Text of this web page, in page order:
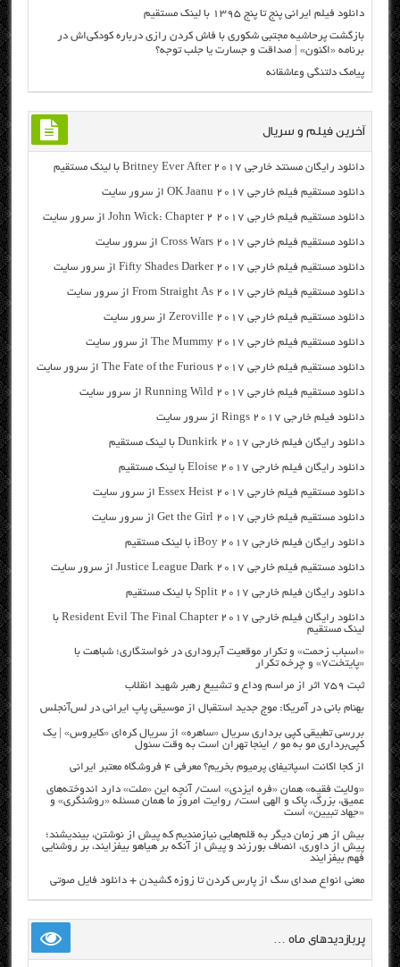
دانلود فیلم ایرانی پنج تا پنج ۱۳۹۵ با لینک مستقیم
بازگشت پرحاشیه مجتبی شکوری با فاش کردن رازی درباره کودکی‌اش در
برنامه «اکنون» | صداقت و جسارت یا جلب توجه؟
پیامک دلتنگی وعاشقانه
آخرین فیلم و سریال
دانلود رایگان مسنتد خارجی Britney Ever After 2017 با لینک مستقیم
دانلود مستقیم فیلم خارجی OK Jaanu 2017 از سرور سایت
دانلود مستقیم فیلم خارجی John Wick: Chapter 2 2017 از سرور سایت
دانلود مستقیم فیلم خارجی Cross Wars 2017 از سرور سایت
دانلود مستقیم فیلم خارجی Fifty Shades Darker 2017 از سرور سایت
دانلود مستقیم فیلم خارجی From Straight As 2017 از سرور سایت
دانلود مستقیم فیلم خارجی Zeroville 2017 از سرور سایت
دانلود مستقیم فیلم خارجی The Mummy 2017 از سرور سایت
دانلود مستقیم فیلم خارجی The Fate of the Furious 2017 از سرور سایت
دانلود مستقیم فیلم خارجی Running Wild 2017 از سرور سایت
دانلود فیلم خارجی Rings 2017 از سرور سایت
دانلود رایگان فیلم خارجی Dunkirk 2017 با لینک مستقیم
دانلود رایگان فیلم خارجی Eloise 2017 با لینک مستقیم
دانلود مستقیم فیلم خارجی Essex Heist 2017 از سرور سایت
دانلود مستقیم فیلم خارجی Get the Girl 2017 از سرور سایت
دانلود رایگان فیلم خارجی iBoy 2017 با لینک مستقیم
دانلود مستقیم فیلم خارجی Justice League Dark 2017 از سرور سایت
دانلود رایگان فیلم خارجی Split 2017 با لینک مستقیم
دانلود رایگان فیلم خارجی Resident Evil The Final Chapter 2017 با
لینک مستقیم
«اسباب زحمت» و تکرار موقعیت آبروداری در خواستگاری؛ شباهت با
«پایتخت۷» و چرخه تکرار
ثبت ۷۵۹ اثر از مراسم وداع و تشییع رهبر شهید انقلاب
بهنام بانی در آمریکا: موج جدید استقبال از موسیقی پاپ ایرانی در لس‌آنجلس
بررسی تطبیقی کپی برداری سریال «ساهره» از سریال کره‌ای «کایروس» | یک
کپی‌برداری مو به مو / اینجا تهران است به وقت سئول
از کجا اکانت اسپاتیفای پرمیوم بخریم؟ معرفی ۴ فروشگاه معتبر ایرانی
«ولایت فقیه» همان «فره ایزدی» است/ آنچه این «ملت» دارد اندوخته‌های
عمیق، بزرگ، پاک و الهی است/ روایت امروز ما همان مسئله «روشنگری» و
«جهاد تبیین» است
بیش از هر زمان دیگر به قلم‌هایی نیازمندیم که پیش از نوشتن، بیندیشند؛
پیش از داوری، انصاف بورزند و پیش از آنکه بر هیاهو بیفزایند، بر روشنایی
فهم بیفزایند
معنی انواع صدای سگ از پارس کردن تا زوزه کشیدن + دانلود فایل صوتی
پربازدیدهای ماه …